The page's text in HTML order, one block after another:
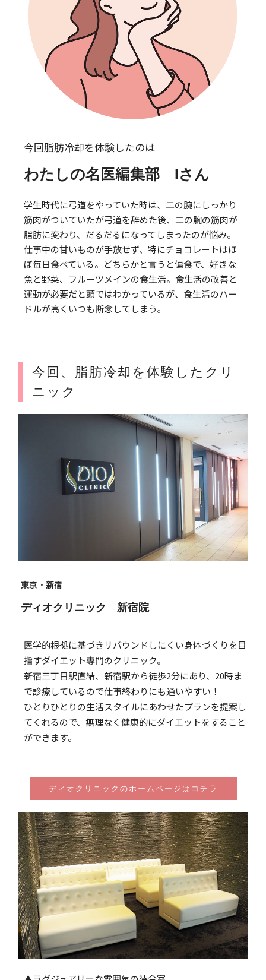
今回脂肪冷却を体験したのは
わたしの名医編集部 Iさん
学生時代に弓道をやっていた時は、二の腕にしっかり
筋肉がついていたが弓道を辞めた後、二の腕の筋肉が
脂肪に変わり、だるだるになってしまったのが悩み。
仕事中の甘いものが手放せず、特にチョコレートはほ
ぼ毎日食べている。どちらかと言うと偏食で、好きな
魚と野菜、フルーツメインの食生活。食生活の改善と
運動が必要だと頭ではわかっているが、食生活のハー
ドルが高くいつも断念してしまう。
今回、脂肪冷却を体験したクリ
ニック
東京・新宿
ディオクリニック 新宿院
医学的根拠に基づきリバウンドしにくい身体づくりを目
指すダイエット専門のクリニック。
新宿三丁目駅直結、新宿駅から徒歩2分にあり、20時ま
で診療しているので仕事終わりにも通いやすい！
ひとりひとりの生活スタイルにあわせたプランを提案し
てくれるので、無理なく健康的にダイエットをすること
ができます。
ディオクリニックのホームページはコチラ